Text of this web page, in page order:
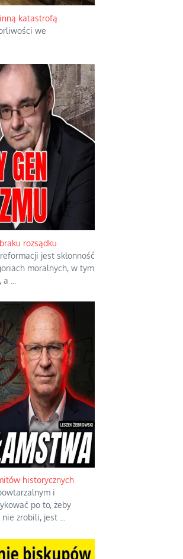
katastrofą
we
rozsądku
jest skłonność
moralnych, w tym
a
historycznych
i
po to, żeby
nie zrobili, jest